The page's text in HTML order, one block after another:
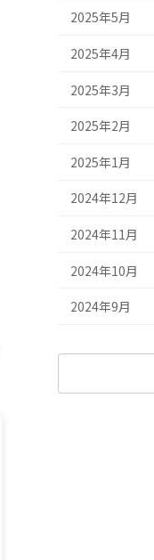
2025年5月
2025年4月
2025年3月
2025年2月
2025年1月
2024年12月
2024年11月
2024年10月
2024年9月